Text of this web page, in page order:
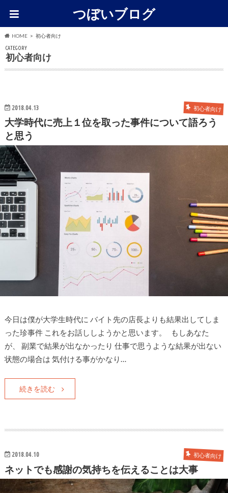
つぼいブログ
HOME 初心者向け
CATEGORY
初心者向け
2018.04.13 初心者向け
大学時代に売上１位を取った事件について語ろう
と思う
今日は僕が大学生時代に バイト先の店長よりも結果出してしま
った珍事件 これをお話ししようかと思います。 もしあなた
が、 副業で結果が出なかったり 仕事で思うような結果が出ない
状態の場合は 気付ける事がかなり…
続きを読む
2018.04.10 初心者向け
ネットでも感謝の気持ちを伝えることは大事